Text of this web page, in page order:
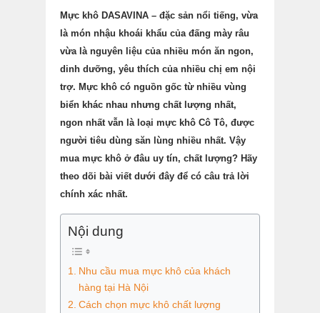
Mực khô DASAVINA – đặc sản nổi tiếng, vừa
là món nhậu khoái khẩu của đấng mày râu
vừa là nguyên liệu của nhiều món ăn ngon,
dinh dưỡng, yêu thích của nhiều chị em nội
trợ. Mực khô có nguồn gốc từ nhiều vùng
biển khác nhau nhưng chất lượng nhất,
ngon nhất vẫn là loại mực khô Cô Tô, được
người tiêu dùng săn lùng nhiều nhất. Vậy
mua mực khô ở đâu uy tín, chất lượng? Hãy
theo dõi bài viết dưới đây để có câu trả lời
chính xác nhất.
Nội dung
Nhu cầu mua mực khô của khách
hàng tại Hà Nội
Cách chọn mực khô chất lượng